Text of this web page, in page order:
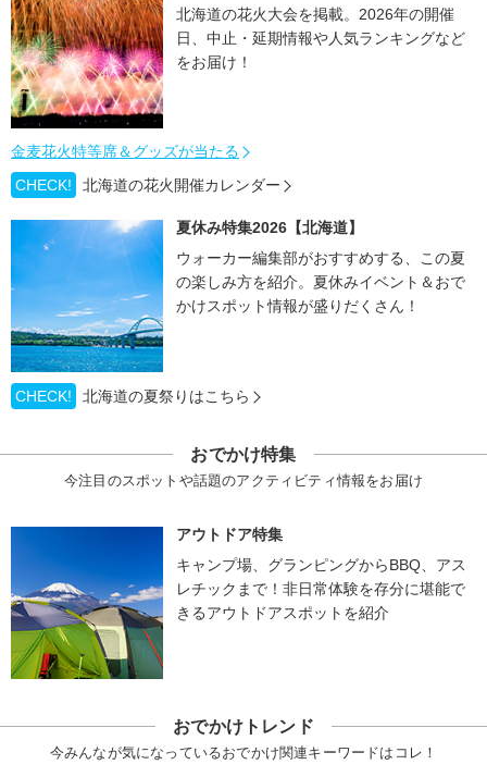
北海道の花火大会を掲載。2026年の開催
日、中止・延期情報や人気ランキングなど
をお届け！
金麦花火特等席＆グッズが当たる
CHECK!
北海道の花火開催カレンダー
夏休み特集2026【北海道】
ウォーカー編集部がおすすめする、この夏
の楽しみ方を紹介。夏休みイベント＆おで
かけスポット情報が盛りだくさん！
CHECK! 北海道の夏祭りはこちら
おでかけ特集
今注目のスポットや話題のアクティビティ情報をお届け
アウトドア特集
キャンプ場、グランピングからBBQ、アス
レチックまで！非日常体験を存分に堪能で
きるアウトドアスポットを紹介
おでかけトレンド
今みんなが気になっているおでかけ関連キーワードはコレ！